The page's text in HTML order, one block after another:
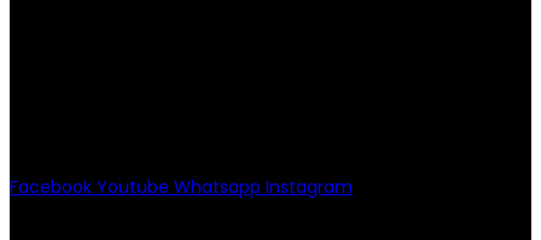
Facebook Youtube Whatsapp Instagram